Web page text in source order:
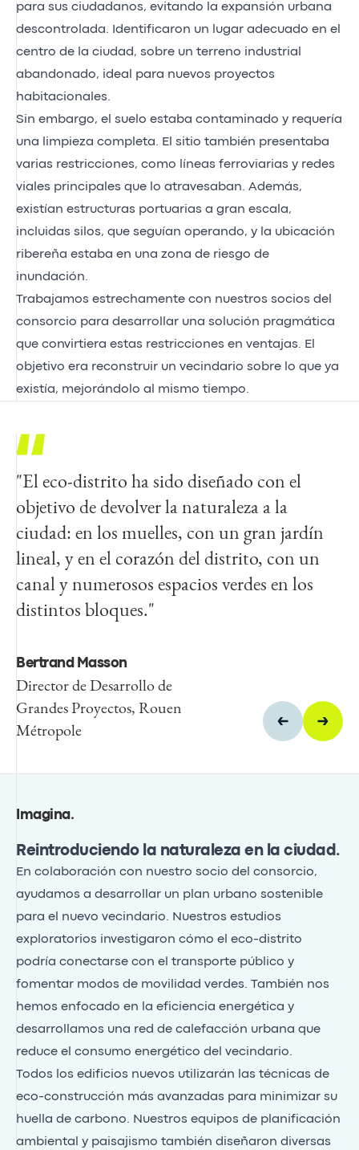
para sus ciudadanos, evitando la expansión urbana
descontrolada. Identificaron un lugar adecuado en el
centro de la ciudad, sobre un terreno industrial
abandonado, ideal para nuevos proyectos
habitacionales.
Sin embargo, el suelo estaba contaminado y requería
una limpieza completa. El sitio también presentaba
varias restricciones, como líneas ferroviarias y redes
viales principales que lo atravesaban. Además,
existían estructuras portuarias a gran escala,
incluidas silos, que seguían operando, y la ubicación
ribereña estaba en una zona de riesgo de
inundación.
Trabajamos estrechamente con nuestros socios del
consorcio para desarrollar una solución pragmática
que convirtiera estas restricciones en ventajas. El
objetivo era reconstruir un vecindario sobre lo que ya
existía, mejorándolo al mismo tiempo.
"El eco-distrito ha sido diseñado con el
objetivo de devolver la naturaleza a la
ciudad: en los muelles, con un gran jardín
lineal, y en el corazón del distrito, con un
canal y numerosos espacios verdes en los
distintos bloques."
Bertrand Masson
Director de Desarrollo de
Grandes Proyectos, Rouen
Métropole
"La expansión urbana es un problema real
en Rouen. Si queremos proteger las áreas
naturales y agrícolas que nos rodean,
debemos reconstruir en la ciudad."
Nicolas Mayer Rossignol
de la Metrópolis
"En Rouen, la recuperación de la ribera del
río fue una oportunidad para cambiar
nuestra visión de la ciudad y apreciar cosas
tan simples como el reflejo de la luz en el
agua del Sena."
Paisajista a cargo, Grand Prix
du Paysage
Imagina.
Reintroduciendo la naturaleza en la ciudad.
En colaboración con nuestro socio del consorcio,
ayudamos a desarrollar un plan urbano sostenible
para el nuevo vecindario. Nuestros estudios
exploratorios investigaron cómo el eco-distrito
podría conectarse con el transporte público y
fomentar modos de movilidad verdes. También nos
hemos enfocado en la eficiencia energética y
desarrollamos una red de calefacción urbana que
reduce el consumo energético del vecindario.
Todos los edificios nuevos utilizarán las técnicas de
eco-construcción más avanzadas para minimizar su
huella de carbono. Nuestros equipos de planificación
ambiental y paisajismo también diseñaron diversas